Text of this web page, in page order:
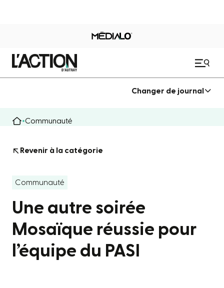
Changer de journal
Communauté
Revenir à la catégorie
Communauté
Une autre soirée
Mosaïque réussie pour
l’équipe du PASI